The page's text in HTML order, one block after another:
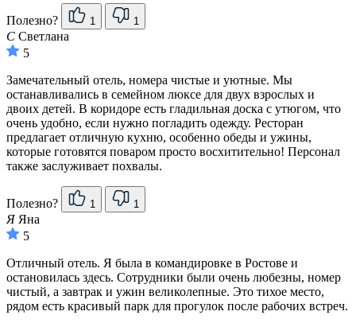
Полезно? 1 1
С Светлана
5
Замечательный отель, номера чистые и уютные. Мы
останавливались в семейном люксе для двух взрослых и
двоих детей. В коридоре есть гладильная доска с утюгом, что
очень удобно, если нужно погладить одежду. Ресторан
предлагает отличную кухню, особенно обеды и ужины,
которые готовятся поваром просто восхитительно! Персонал
также заслуживает похвалы.
Полезно? 1 1
Я Яна
5
Отличный отель. Я была в командировке в Ростове и
остановилась здесь. Сотрудники были очень любезны, номер
чистый, а завтрак и ужин великолепные. Это тихое место,
рядом есть красивый парк для прогулок после рабочих встреч.